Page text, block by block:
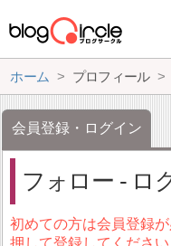
ホーム プロフィール
会員登録・ログイン
フォロー - ロ
初めての方は会員登録